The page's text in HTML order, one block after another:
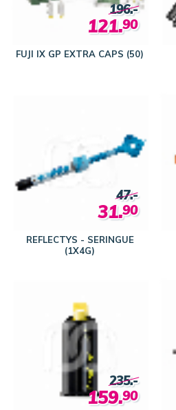
FUJI IX GP EXTRA CAPS (50)
196.-
121.90
REFLECTYS - SERINGUE
(1X4G)
47.-
31.90
235.-
159.90